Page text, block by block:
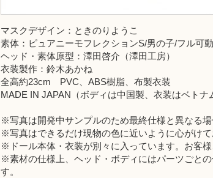
マスクデザイン：ときのりようこ
素体：ピュアニーモフレクションS/男の子/フル可動
ヘッド・素体原型：澤田啓介（澤田工房）
衣装製作：鈴木あかね
全高約23cm PVC、ABS樹脂、布製衣装
MADE IN JAPAN（ボディは中国製、衣装はベトナ
※写真は開発中サンプルのため最終仕様と異なる場
※写真はできるだけ現物の色に近いように心がけ
※ドール本体・衣装が別々に入っています。お客様
※素材の仕様上、ヘッド・ボディにはパーツごと
す。